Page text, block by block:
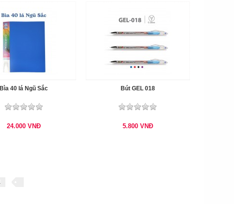
Bìa 40 lá Ngũ Sắc
24.000 VNĐ
Bút GEL 018
5.800 VNĐ